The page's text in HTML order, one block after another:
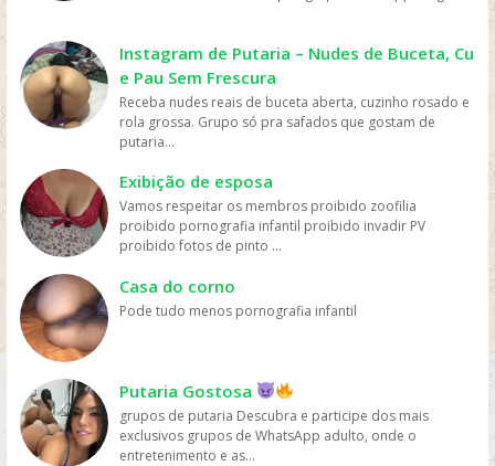
mais fácil e rápido. Preço: os serviços de streaming
cinema ou comprar DVDs, tornando mais fácil para as
pessoas assistirem filmes sem gastar muito dinheiro.
Personalização: os serviços de streaming geralmente
oferecem recomendações personalizadas com base
nos gostos dos usuários, permitindo que eles
descubram novos filmes e programas que possam
filmes online. Em resumo, os filmes são mais assistidos
online devido à sua conveniência, variedade, acesso
fácil, preços acessíveis e personalização, oferecidos
pelas plataformas de streaming.
Instagram de Putaria – Nudes de Buceta, Cu
e Pau Sem Frescura
Receba nudes reais de buceta aberta, cuzinho rosado e
rola grossa. Grupo só pra safados que gostam de
putaria...
Exibição de esposa
Vamos respeitar os membros proibido zoofilia
proibido pornografia infantil proibido invadir PV
proibido fotos de pinto ...
Casa do corno
Pode tudo menos pornografia infantil
Putaria Gostosa
grupos de putaria Descubra e participe dos mais
exclusivos grupos de WhatsApp adulto, onde o
entretenimento e as...